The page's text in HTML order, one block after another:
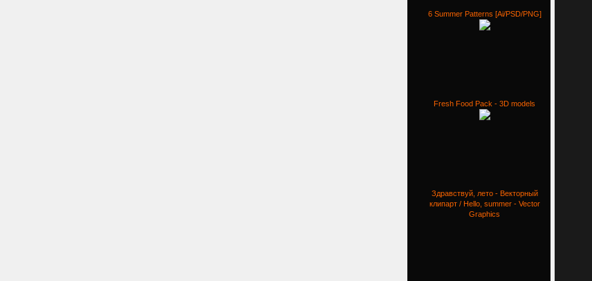
6 Summer Patterns [Ai/PSD/PNG]
Fresh Food Pack - 3D models
Здравствуй, лето - Векторный
клипарт / Hello, summer - Vector
Graphics